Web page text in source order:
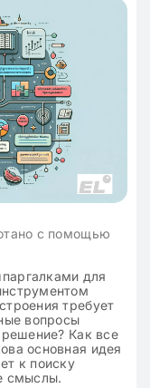
с помощью
для
требует
вопросы
Как все
основная идея
к поиску
смыслы.